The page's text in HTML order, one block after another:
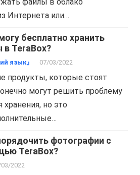
Интернета или…
бесплатно хранить
в TeraBox?
язык』 07/03/2022
продукты, которые стоят
могут решить проблему
хранения, но это
фотографии с
TeraBox?
2022